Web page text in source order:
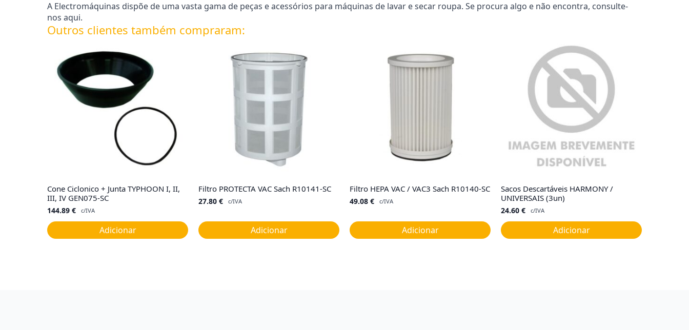
A Electromáquinas dispõe de uma vasta gama de peças e acessórios para máquinas de lavar e secar roupa. Se procura algo e não encontra, consulte-
nos aqui.
Outros clientes também compraram:
Cone Ciclonico + Junta TYPHOON I, II,
III, IV GEN075-SC
144.89 € c/IVA
Adicionar
Filtro PROTECTA VAC Sach R10141-SC
27.80 € c/IVA
Adicionar
Filtro HEPA VAC / VAC3 Sach R10140-SC
49.08 € c/IVA
Adicionar
Sacos Descartáveis HARMONY /
UNIVERSAIS (3un)
24.60 € c/IVA
Adicionar